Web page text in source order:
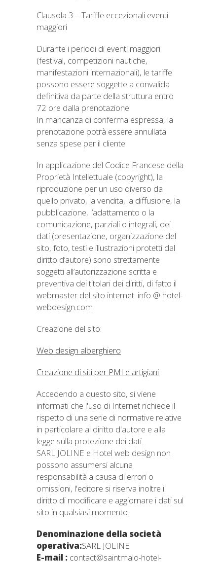
Clausola 3 – Tariffe eccezionali eventi
maggiori
Durante i periodi di eventi maggiori
(festival, competizioni nautiche,
manifestazioni internazionali), le tariffe
possono essere soggette a convalida
definitiva da parte della struttura entro
72 ore dalla prenotazione.
In mancanza di conferma espressa, la
prenotazione potrà essere annullata
senza spese per il cliente.
In applicazione del Codice Francese della
Proprietà Intellettuale (copyright), la
riproduzione per un uso diverso da
quello privato, la vendita, la diffusione, la
pubblicazione, l’adattamento o la
comunicazione, parziali o integrali, dei
dati (presentazione, organizzazione del
sito, foto, testi e illustrazioni protetti dal
diritto d’autore) sono strettamente
soggetti all’autorizzazione scritta e
preventiva dei titolari dei diritti, di fatto il
webmaster del sito internet: info @ hotel-
webdesign.com
Creazione del sito:
Web design alberghiero
Creazione di siti per PMI e artigiani
Accedendo a questo sito, si viene
informati che l'uso di Internet richiede il
rispetto di una serie di normative relative
in particolare al diritto d'autore e alla
legge sulla protezione dei dati.
SARL JOLINE e Hotel web design non
possono assumersi alcuna
responsabilità a causa di errori o
omissioni, l'editore si riserva inoltre il
diritto di modificare e aggiornare i dati sul
sito in qualsiasi momento.
Denominazione della società
operativa:SARL JOLINE
E-mail : contact@saintmalo-hotel-